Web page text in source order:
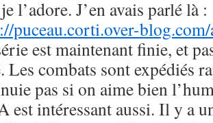
l’adore. J’en avais parlé là :
puceau.corti.over-
est maintenant finie, et
Les combats sont expédiés
pas si on aime bien
est intéressant aussi. Il y a